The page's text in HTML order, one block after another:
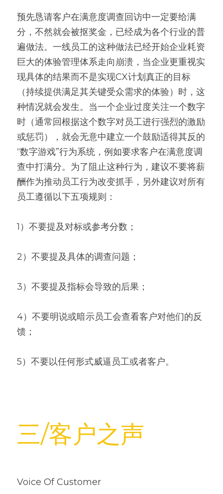
预先恳请客户在满意度调查回访中一定要给满
分，不然就会被抠奖金，已经成为各个行业的普
遍做法。一线员工的这种做法已经开始企业耗资
巨大的体验管理体系走向崩溃，当企业更重视实
现具体的结果而不是实现CX计划真正的目标
（持续提供满足其关键受众需求的体验）时，这
种情况就会发生。当一个企业过度关注一个数字
时（通常回根据这个数字对员工进行强烈的激励
或惩罚），就会无意中建立一个鼓励适得其反的
“数字游戏”行为系统，例如要求客户在满意度调
查中打满分。为了阻止这种行为，建议不要将薪
酬作为推动员工行为改变抓手，另外建议对所有
员工遵循以下五项规则：
1）不要提及对标或参考分数；
2）不要提及具体的调查问题；
3）不要提及指标会导致的后果；
4）不要明说或暗示员工会查看客户对他们的反
馈；
5）不要以任何形式威逼员工或者客户。
三/客户之声
Voice Of Customer